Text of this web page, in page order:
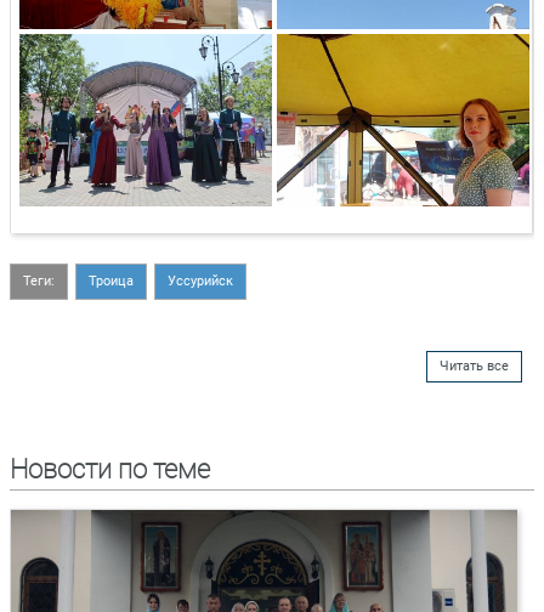
Теги: Троица Уссурийск
Читать все
Новости по теме